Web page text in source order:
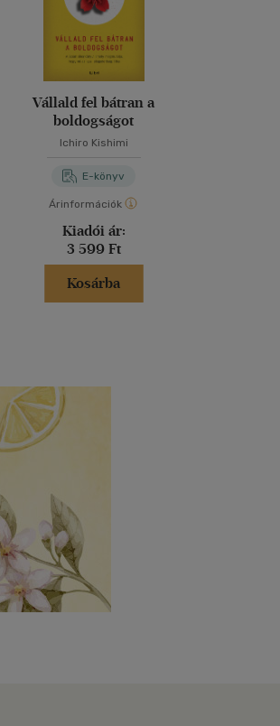
Vállald fel bátran a
boldogságot
Ichiro Kishimi
E-könyv
Árinformációk
Kiadói ár:
3 599 Ft
Kosárba